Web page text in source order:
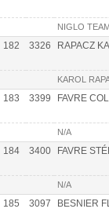
NIGLO
182 3326 RAPACZ
KAROL
183 3399 FAVRE
N/A
184 3400 FAVRE
N/A
185 3097 BESNIER